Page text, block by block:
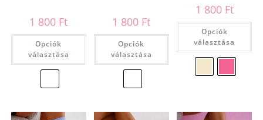
1 800 Ft
Opciók
választása
1 800 Ft
Opciók
választása
1 800 Ft
Opciók
választása